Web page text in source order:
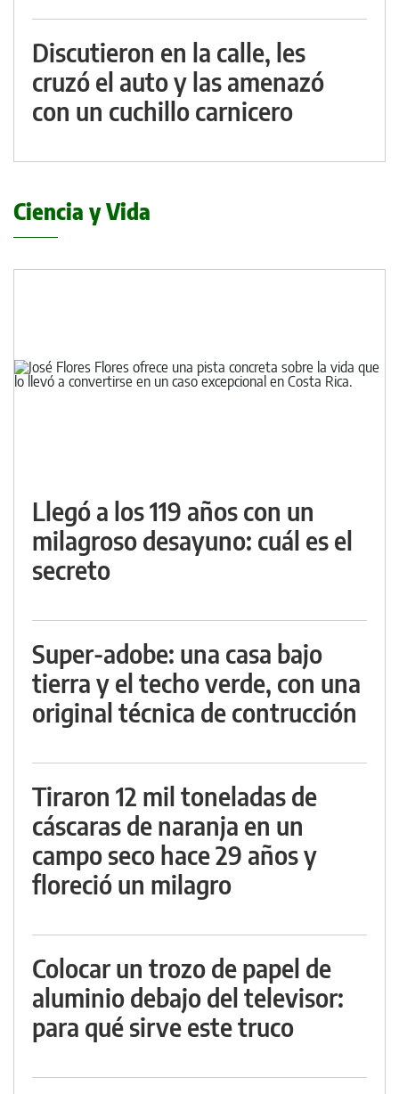
Discutieron en la calle, les
cruzó el auto y las amenazó
con un cuchillo carnicero
Ciencia y Vida
Llegó a los 119 años con un
milagroso desayuno: cuál es el
secreto
Super-adobe: una casa bajo
tierra y el techo verde, con una
original técnica de contrucción
Tiraron 12 mil toneladas de
cáscaras de naranja en un
campo seco hace 29 años y
floreció un milagro
Colocar un trozo de papel de
aluminio debajo del televisor:
para qué sirve este truco